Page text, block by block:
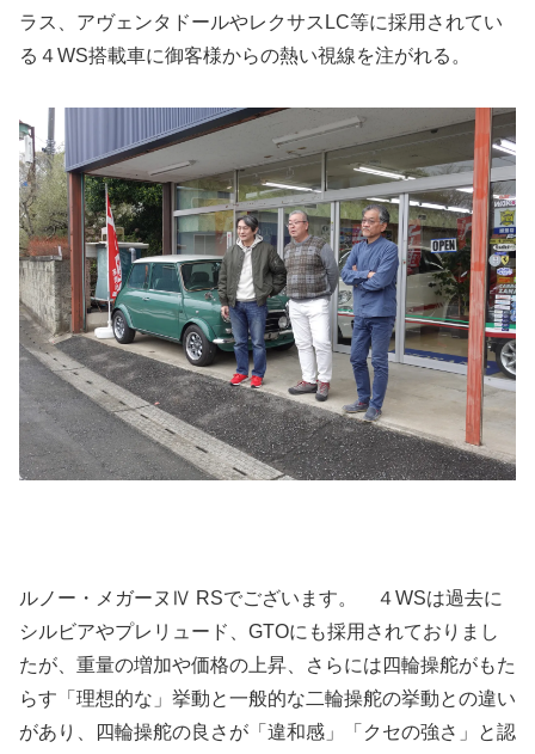
ラス、アヴェンタドールやレクサスLC等に採用されてい
る４WS搭載車に御客様からの熱い視線を注がれる。
ルノー・メガーヌⅣ RSでございます。 ４WSは過去に
シルビアやプレリュード、GTOにも採用されておりまし
たが、重量の増加や価格の上昇、さらには四輪操舵がもた
らす「理想的な」挙動と一般的な二輪操舵の挙動との違い
があり、四輪操舵の良さが「違和感」「クセの強さ」と認